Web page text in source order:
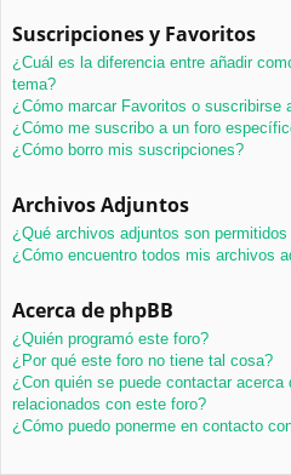
Suscripciones y Favoritos
¿Cuál es la diferencia entre añadir
tema?
¿Cómo marcar Favoritos o suscribirse
¿Cómo me suscribo a un foro
¿Cómo borro mis suscripciones?
Archivos Adjuntos
¿Qué archivos adjuntos son
¿Cómo encuentro todos mis archivos
Acerca de phpBB
¿Quién programó este foro?
¿Por qué este foro no tiene tal cosa?
¿Con quién se puede contactar
relacionados con este foro?
¿Cómo puedo ponerme en contacto